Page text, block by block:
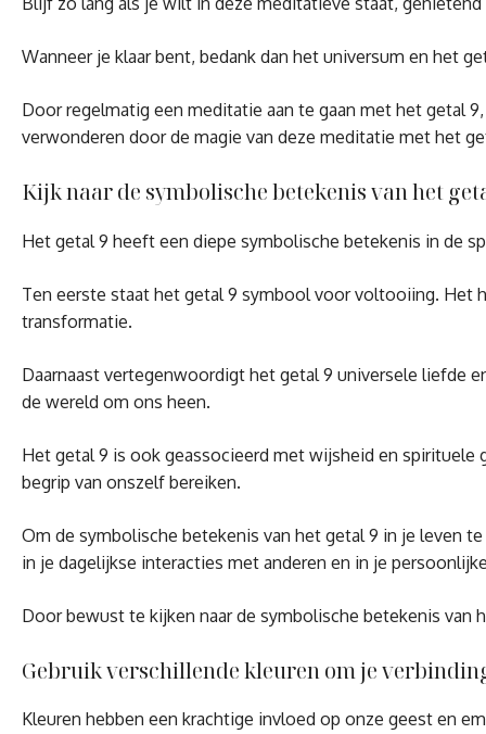
Wanneer je klaar bent, bedank dan het universum en het
Door regelmatig een meditatie aan te gaan met het getal
verwonderen door de magie van deze meditatie met het
Kijk naar de symbolische betekenis van het
Het getal 9 heeft een diepe symbolische betekenis in de
Ten eerste staat het getal 9 symbool voor voltooiing. Het
transformatie.
Daarnaast vertegenwoordigt het getal 9 universele liefde
de wereld om ons heen.
Het getal 9 is ook geassocieerd met wijsheid en
begrip van onszelf bereiken.
Om de symbolische betekenis van het getal 9 in je leven
in je dagelijkse interacties met anderen en in je
Door bewust te kijken naar de symbolische betekenis van
Gebruik verschillende kleuren om je
Kleuren hebben een krachtige invloed op onze geest en